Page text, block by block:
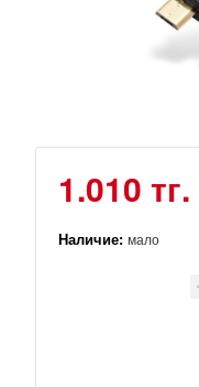
1.010 тг.
Наличие: мало